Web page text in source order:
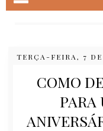
TERÇA-FEIRA, 7
COMO
PARA